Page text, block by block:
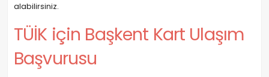
alabilirsiniz.
TÜİK için Başkent Kart Ulaşım
Başvurusu